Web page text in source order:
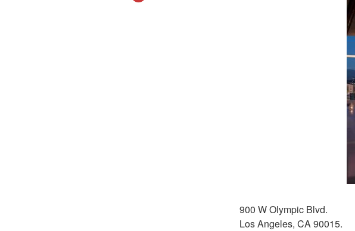
900 W Olympic Blvd.
Los Angeles, CA 90015.